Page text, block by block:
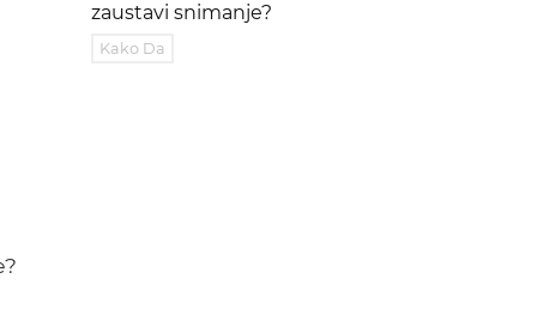
zaustavi snimanje?
Kako Da